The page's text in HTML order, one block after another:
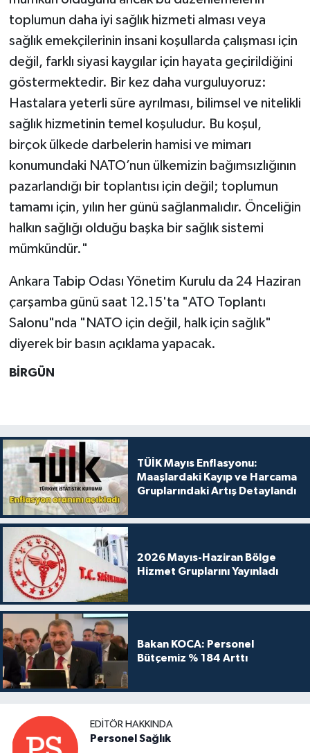
toplumun daha iyi sağlık hizmeti alması veya
sağlık emekçilerinin insani koşullarda çalışması için
değil, farklı siyasi kaygılar için hayata geçirildiğini
göstermektedir. Bir kez daha vurguluyoruz:
Hastalara yeterli süre ayrılması, bilimsel ve nitelikli
sağlık hizmetinin temel koşuludur. Bu koşul,
birçok ülkede darbelerin hamisi ve mimarı
konumundaki NATO’nun ülkemizin bağımsızlığının
pazarlandığı bir toplantısı için değil; toplumun
tamamı için, yılın her günü sağlanmalıdır. Önceliğin
halkın sağlığı olduğu başka bir sağlık sistemi
mümkündür."
Ankara Tabip Odası Yönetim Kurulu da 24 Haziran
çarşamba günü saat 12.15'ta "ATO Toplantı
Salonu"nda "NATO için değil, halk için sağlık"
diyerek bir basın açıklama yapacak.
BİRGÜN
TÜİK Mayıs Enflasyonu:
Maaşlardaki Kayıp ve Harcama
Gruplarındaki Artış Detaylandı
2026 Mayıs-Haziran Bölge
Hizmet Gruplarını Yayınladı
Bakan KOCA: Personel
Bütçemiz % 184 Arttı
EDITÖR HAKKINDA
Personel Sağlık